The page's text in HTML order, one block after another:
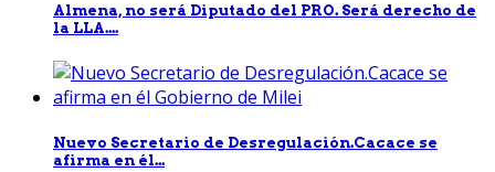
Almena, no será Diputado del PRO. Será derecho de
la LLA....
Nuevo Secretario de Desregulación.Cacace se
afirma en él...